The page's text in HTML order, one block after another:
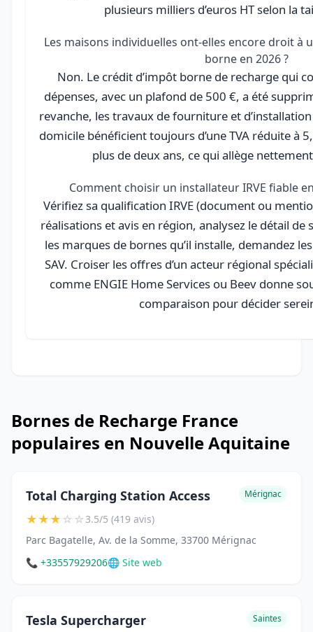
plusieurs milliers d’euros HT selon la
Les maisons individuelles ont-elles encore droit à
borne en 2026 ?
Non. Le crédit d’impôt borne de recharge qui
dépenses, avec un plafond de 500 €, a été
revanche, les travaux de fourniture et
domicile bénéficient toujours d’une TVA réduite à
plus de deux ans, ce qui allège
Comment choisir un installateur IRVE fiable
Vérifiez sa qualification IRVE (document ou
réalisations et avis en région, analysez le détail de
les marques de bornes qu’il installe, demandez
SAV. Croiser les offres d’un acteur régional
comme ENGIE Home Services ou Beev donne
comparaison pour décider
Bornes de Recharge France
populaires en Nouvelle Aquitaine
Total Charging Station Access Mérignac
★★★☆☆3.5/5 (419 avis)
Parc Bagatelle, Av. de la Somme, 33700 Mérignac
📞 +33557929206🌐 Site web
Tesla Supercharger Saintes